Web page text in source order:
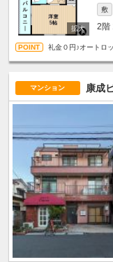
敷
2階
礼金０円♪オートロ
マンション 康成